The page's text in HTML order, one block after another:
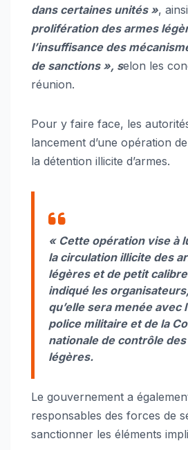
dans certaines unités »,
prolifération des armes
l’insuffisance des
de sanctions », selon les
réunion.
Pour y faire face, les
lancement d’une opération
la détention illicite d’armes.
« Cette opération vise à
la circulation illicite des
légères et de petit
indiqué les
qu’elle sera menée avec
police militaire et de la
nationale de contrôle
légères.
Le gouvernement a
responsables des forces de
sanctionner les éléments